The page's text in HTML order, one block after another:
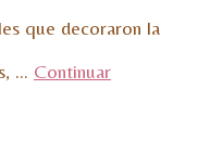
que decoraron la
… Continuar